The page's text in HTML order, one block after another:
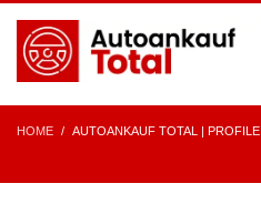
HOME AUTOANKAUF TOTAL | PROFILE